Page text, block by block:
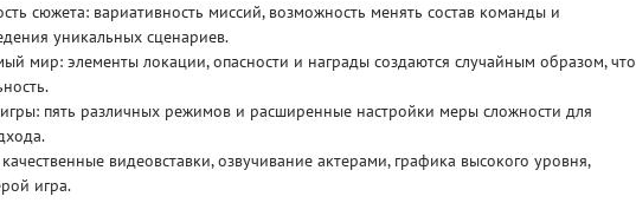
сюжета: вариативность миссий, возможность менять состав команды и
уникальных сценариев.
мир: элементы локации, опасности и награды создаются случайным образом, что
пять различных режимов и расширенные настройки меры сложности для
видеовставки, озвучивание актерами, графика высокого уровня,
игра.